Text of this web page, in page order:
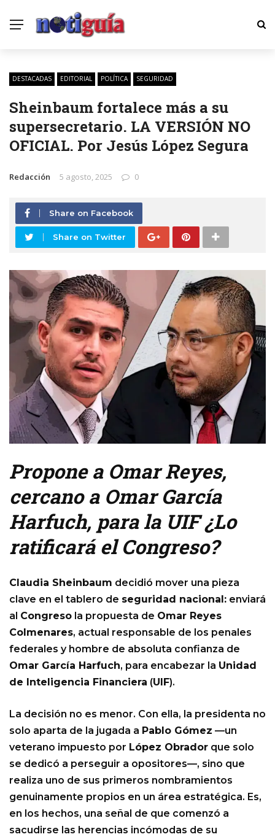
DESTACADAS EDITORIAL POLÍTICA SEGURIDAD
Sheinbaum fortalece más a su
supersecretario. LA VERSIÓN NO
OFICIAL. Por Jesús López Segura
Redacción 5 agosto, 2025 0
Share on Facebook
Share on Twitter
Propone a Omar Reyes,
cercano a Omar García
Harfuch, para la UIF ¿Lo
ratificará el Congreso?
Claudia Sheinbaum decidió mover una pieza
clave en el tablero de seguridad nacional: enviará
al Congreso la propuesta de Omar Reyes
Colmenares, actual responsable de los penales
federales y hombre de absoluta confianza de
Omar García Harfuch, para encabezar la Unidad
de Inteligencia Financiera (UIF).
La decisión no es menor. Con ella, la presidenta no
solo aparta de la jugada a Pablo Gómez —un
veterano impuesto por López Obrador que solo
se dedicó a perseguir a opositores—, sino que
realiza uno de sus primeros nombramientos
genuinamente propios en un área estratégica. Es,
en los hechos, una señal de que comenzó a
sacudirse las herencias incómodas de su